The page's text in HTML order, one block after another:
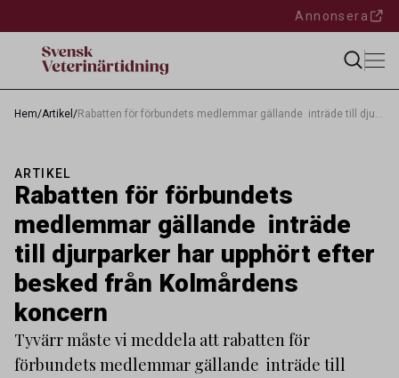
Annonsera
Hem/Artikel /
ARTIKEL
Rabatten för förbundets
medlemmar gällande inträde
till djurparker har upphört efter
besked från Kolmårdens
koncern
Tyvärr måste vi meddela att rabatten för
förbundets medlemmar gällande inträde till